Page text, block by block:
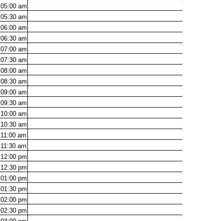
05:00 am
05:30 am
06:00 am
06:30 am
07:00 am
07:30 am
08:00 am
08:30 am
09:00 am
09:30 am
10:00 am
10:30 am
11:00 am
11:30 am
12:00 pm
12:30 pm
01:00 pm
01:30 pm
02:00 pm
02:30 pm